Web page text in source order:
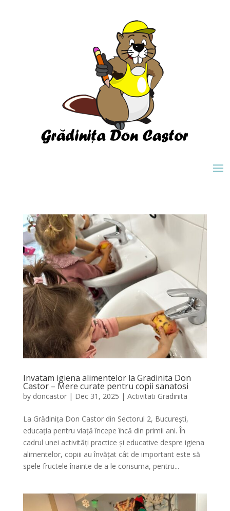
Invatam igiena alimentelor la Gradinita Don
Castor – Mere curate pentru copii sanatosi
by doncastor| Dec 31, 2025 | Activitati Gradinita
La Grădinița Don Castor din Sectorul 2, București,
educația pentru viață începe încă din primii ani. În
cadrul unei activități practice și educative despre igiena
alimentelor, copiii au învățat cât de important este să
spele fructele înainte de a le consuma, pentru...